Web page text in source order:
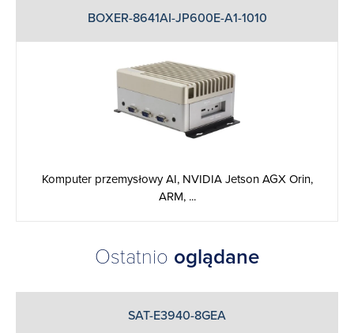
BOXER-8641AI-JP600E-A1-1010
Komputer przemysłowy AI, NVIDIA Jetson AGX Orin,
ARM, ...
Ostatnio oglądane
SAT-E3940-8GEA